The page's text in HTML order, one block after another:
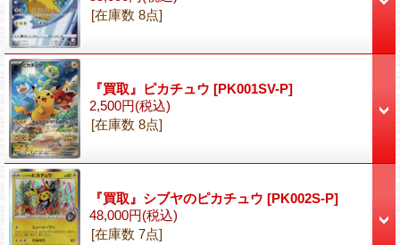
[在庫数 8点]
『買取』ピカチュウ [PK001SV-P]
2,500円(税込)
[在庫数 8点]
『買取』シブヤのピカチュウ [PK002S-P]
48,000円(税込)
[在庫数 7点]